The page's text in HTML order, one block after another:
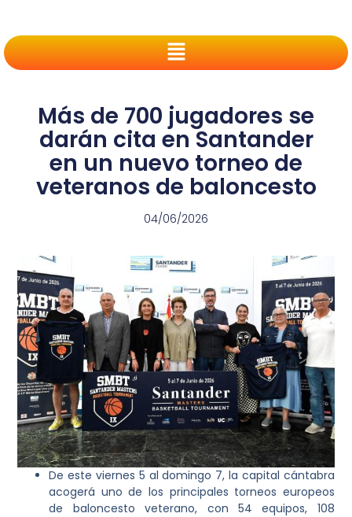
Más de 700 jugadores se
darán cita en Santander
en un nuevo torneo de
veteranos de baloncesto
04/06/2026
De este viernes 5 al domingo 7, la capital cántabra
acogerá uno de los principales torneos europeos
de baloncesto veterano, con 54 equipos, 108